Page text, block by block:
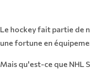
​Le hockey fait partie de
une fortune en
​Mais qu'est-ce que NHL